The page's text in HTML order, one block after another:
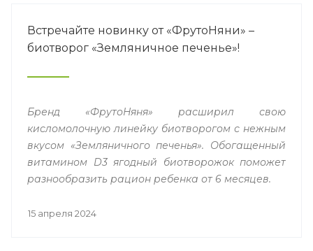
Встречайте новинку от «ФрутоНяни» –
биотворог «Земляничное печенье»!
Бренд «ФрутоНяня» расширил свою
кисломолочную линейку биотворогом с нежным
вкусом «Земляничного печенья». Обогащенный
витамином D3 ягодный биотворожок поможет
разнообразить рацион ребенка от 6 месяцев.
15 апреля 2024